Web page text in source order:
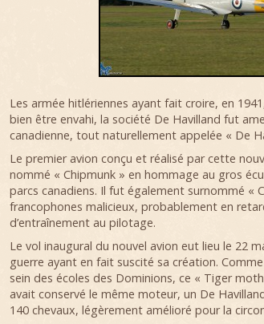
Les armée hitlériennes ayant fait croire, en
bien être envahi, la société De Havilland fut
canadienne, tout naturellement appelée « De
Le premier avion conçu et réalisé par cette
nommé « Chipmunk » en hommage au gros
parcs canadiens. Il fut également surnommé «
francophones malicieux, probablement en
d’entraînement au pilotage.
Le vol inaugural du nouvel avion eut lieu le 22
guerre ayant en fait suscité sa création.
sein des écoles des Dominions, ce « Tiger
avait conservé le même moteur, un De
140 chevaux, légèrement amélioré pour la